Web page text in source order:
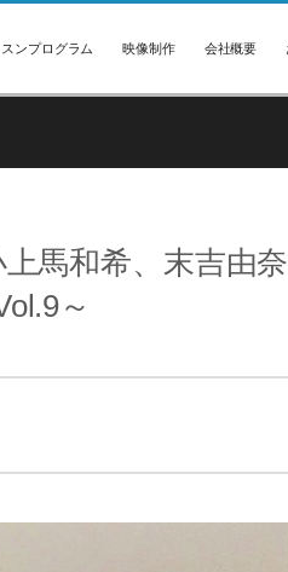
スンプログラム 映像制作 会社概要
馬和希、末吉由
～